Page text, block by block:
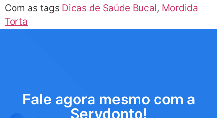
Com as tags Dicas de Saúde Bucal, Mordida
Torta
Fale agora mesmo com a
Servdonto!